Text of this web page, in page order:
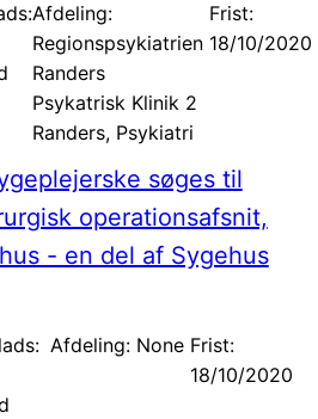
Afdeling:
Regionspsykiatrien
Randers
Psykatrisk Klinik 2
Randers, Psykiatri
Frist:
18/10/2020
søges til
operationsafsnit,
- en del af Sygehus
Afdeling: None Frist:
18/10/2020